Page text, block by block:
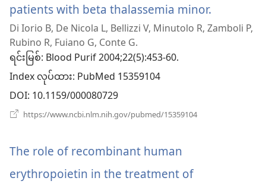
တယ်)
patients with beta thalassemia minor.
အသစ်
Di Iorio B, De Nicola L, Bellizzi V, Minutolo R, Zamboli P,
Rubino R, Fuiano G, Conte G.
ရင်းမြစ်‎: Blood Purif 2004;22(5):453-60.
Index လုပ်ထား‎: PubMed 15359104
DOI‎: 10.1159/000080729
https://www.ncbi.nlm.nih.gov/pubmed/15359104
The role of recombinant human
erythropoietin in the treatment of